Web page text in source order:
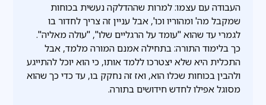
העבודה עם עצמו: למרות שההדלקה נעשית בכוחות
שמקבל מה' ומהוריו וכו', אבל עניין זה צריך לחדור בו
לגמרי עד שהוא "עומד על הרגליים שלו", "עולה מאליה".
כך בלימוד התורה: בתחילה אמנם המורה מלמד, אבל
התכלית היא שלא יצטרכו ללמד אותו, כי הוא יוכל להתייגע
ולהבין בכוחות שכלו הוא, ואז זה נחקק בו, עד כדי כך שהוא
מסוגל אפילו לחדש חידושים בתורה.